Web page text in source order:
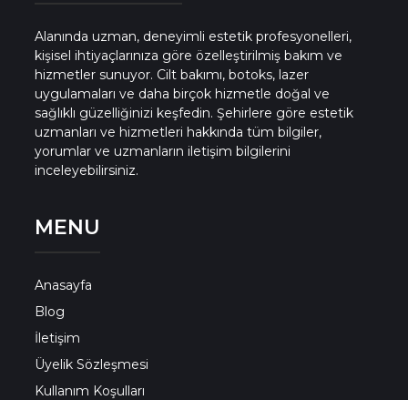
Alanında uzman, deneyimli estetik profesyonelleri,
kişisel ihtiyaçlarınıza göre özelleştirilmiş bakım ve
hizmetler sunuyor. Cilt bakımı, botoks, lazer
uygulamaları ve daha birçok hizmetle doğal ve
sağlıklı güzelliğinizi keşfedin. Şehirlere göre estetik
uzmanları ve hizmetleri hakkında tüm bilgiler,
yorumlar ve uzmanların iletişim bilgilerini
inceleyebilirsiniz.
MENU
Anasayfa
Blog
İletişim
Üyelik Sözleşmesi
Kullanım Koşulları